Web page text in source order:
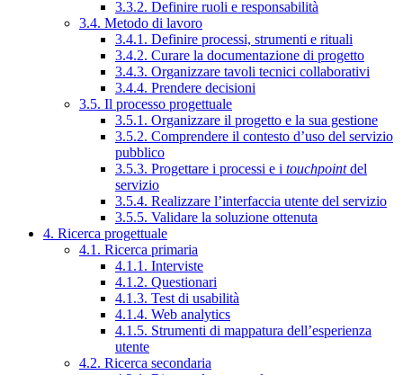
3.3.2. Definire ruoli e responsabilità
3.4. Metodo di lavoro
3.4.1. Definire processi, strumenti e rituali
3.4.2. Curare la documentazione di progetto
3.4.3. Organizzare tavoli tecnici collaborativi
3.4.4. Prendere decisioni
3.5. Il processo progettuale
3.5.1. Organizzare il progetto e la sua gestione
3.5.2. Comprendere il contesto d’uso del servizio
pubblico
3.5.3. Progettare i processi e i touchpointdel
servizio
3.5.4. Realizzare l’interfaccia utente del servizio
3.5.5. Validare la soluzione ottenuta
4. Ricerca progettuale
4.1. Ricerca primaria
4.1.1. Interviste
4.1.2. Questionari
4.1.3. Test di usabilità
4.1.4. Web analytics
4.1.5. Strumenti di mappatura dell’esperienza
utente
4.2. Ricerca secondaria